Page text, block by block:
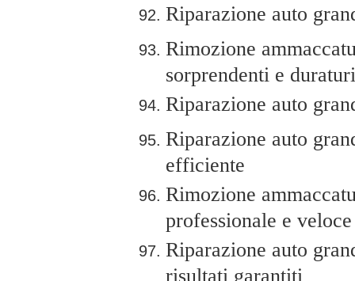
Riparazione auto
Rimozione
sorprendenti e duraturi
Riparazione auto
Riparazione auto
efficiente
Rimozione
professionale e veloce
Riparazione auto
risultati garantiti